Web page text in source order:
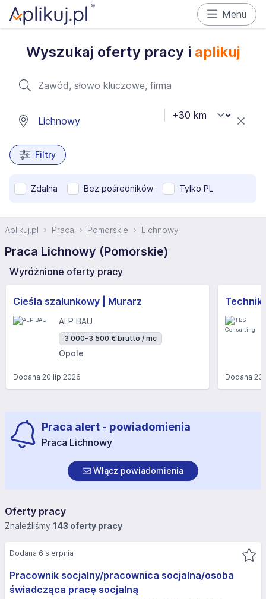
Menu
Wyszukaj oferty pracy i aplikuj
Filtry
Zdalna Bez pośredników Tylko PL
Aplikuj.pl Praca Pomorskie Lichnowy
Praca Lichnowy (Pomorskie)
Wyróżnione oferty pracy
Cieśla szalunkowy | Murarz
ALP BAU
3 000-3 500 € brutto / mc
Opole
Dodana 20 lip 2026 Dodana23
Praca alert - powiadomienia
Praca Lichnowy
Włącz powiadomienia
Oferty pracy
Znaleźliśmy 143 oferty pracy
Pracownik socjalny/pracownica socjalna/osoba
świadcząca pracę socjalną
Dodana 6 sierpnia